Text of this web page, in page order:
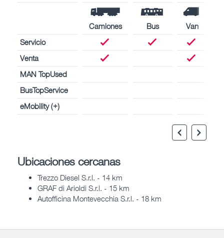
Camiones Bus
Van
Servicio
Venta
MAN TopUsed
BusTopService
eMobility (+)
Ubicaciones cercanas
Trezzo Diesel S.r.l. - 14 km
GRAF di Arioldi S.r.l. - 15 km
Autofficina Montevecchia S.r.l. - 18 km